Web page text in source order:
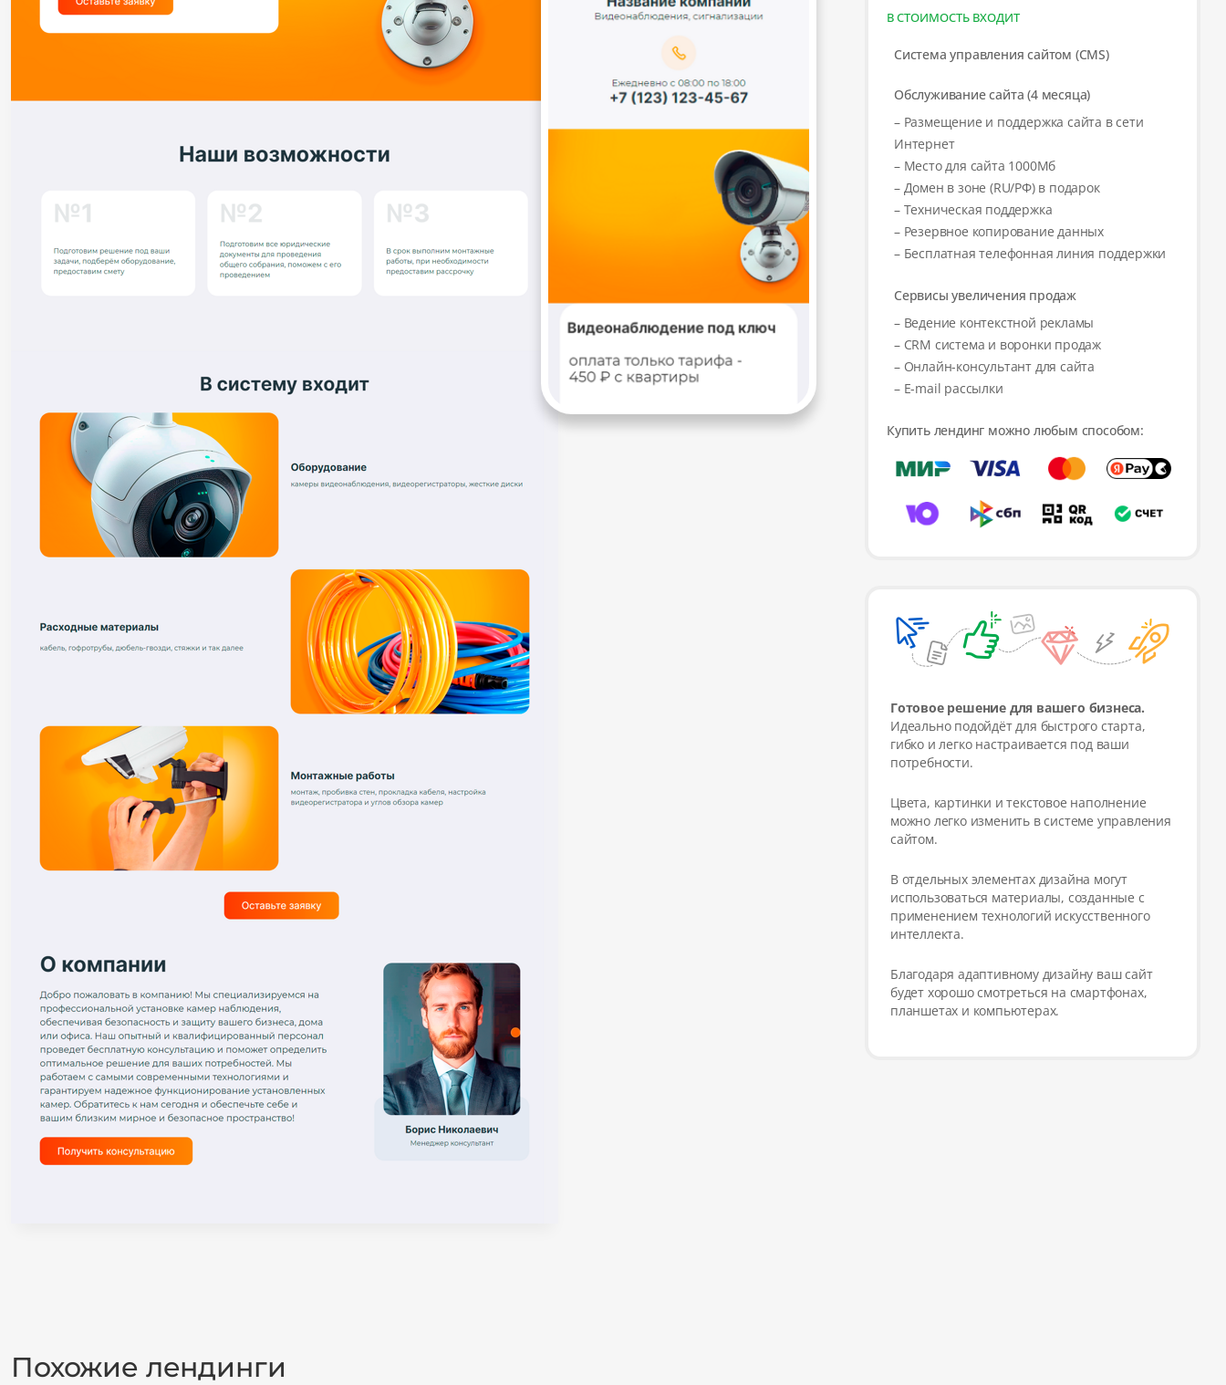
В СТОИМОСТЬ ВХОДИТ
Система управления сайтом (CMS)
Обслуживание сайта (4 месяца)
– Размещение и поддержка сайта в сети
Интернет
– Место для сайта 1000Мб
– Домен в зоне (RU/РФ) в подарок
– Техническая поддержка
– Резервное копирование данных
– Бесплатная телефонная линия поддержки
Сервисы увеличения продаж
– Ведение контекстной рекламы
– CRM система и воронки продаж
– Онлайн-консультант для сайта
– E-mail рассылки
Купить лендинг можно любым способом:
Готовое решение для вашего бизнеса.
Идеально подойдёт для быстрого старта,
гибко и легко настраивается под ваши
потребности.
Цвета, картинки и текстовое наполнение
можно легко изменить в системе управления
сайтом.
В отдельных элементах дизайна могут
использоваться материалы, созданные с
применением технологий искусственного
интеллекта.
Благодаря адаптивному дизайну ваш сайт
будет хорошо смотреться на смартфонах,
планшетах и компьютерах.
Похожие лендинги